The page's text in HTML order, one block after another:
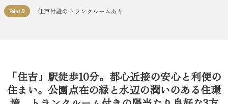
Point.9 住戸付設のトランクルームあり
「住吉」駅徒歩10分。都心近接の安心と利便の
住まい。公園点在の緑と水辺の潤いのある住環